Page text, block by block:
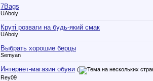
7Bags
UAboiy
Круті розваги на будь-який смак
UAboiy
Выбрать хорошие берцы
Semyan
Интернет-магазин обуви (
Rey09